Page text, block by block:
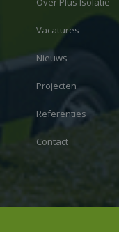
Vacatures
Nieuws
Projecten
Referenties
Contact